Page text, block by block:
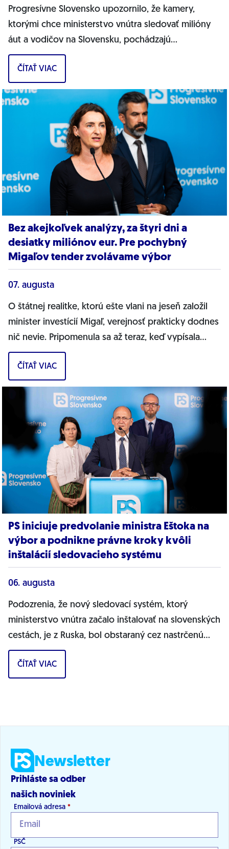
Progresívne Slovensko upozornilo, že kamery,
ktorými chce ministerstvo vnútra sledovať milióny
áut a vodičov na Slovensku, pochádzajú
pravdepodobne z Ruska. Dnes hnutie prinieslo
dôkazy,...
ČÍTAŤ VIAC
Bez akejkoľvek analýzy, za štyri dni a
desiatky miliónov eur. Pre pochybný
Migaľov tender zvolávame výbor
07. augusta
O štátnej realitke, ktorú ešte vlani na jeseň založil
minister investícií Migaľ, verejnosť prakticky dodnes
nič nevie. Pripomenula sa až teraz, keď vypísala
bizarnú výzvu na nákup...
ČÍTAŤ VIAC
PS iniciuje predvolanie ministra Eštoka na
výbor a podnikne právne kroky kvôli
inštalácií sledovacieho systému
06. augusta
Podozrenia, že nový sledovací systém, ktorý
ministerstvo vnútra začalo inštalovať na slovenských
cestách, je z Ruska, bol obstaraný cez nastrčenú
firmu a môže ohrozovať bezpečnosť...
ČÍTAŤ VIAC
Newsletter
Prihláste sa odber
našich noviniek
Emailová adresa *
PSČ